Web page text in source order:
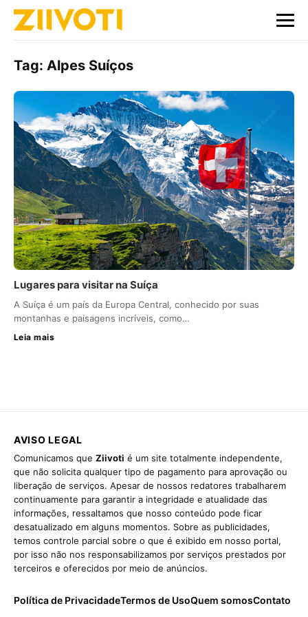
Tag: Alpes Suíços
Lugares para visitar na Suíça
A Suíça é um país da Europa Central, conhecido por suas
montanhas e paisagens incríveis, como…
Leia mais
AVISO LEGAL
Comunicamos que Ziivoti é um site totalmente independente,
que não solicita qualquer tipo de pagamento para aprovação ou
liberação de serviços. Apesar de nossos redatores trabalharem
continuamente para garantir a integridade e atualidade das
informações, ressaltamos que nosso conteúdo pode ficar
desatualizado em alguns momentos. Sobre as publicidades,
temos controle parcial sobre o que é exibido em nosso portal,
por isso não nos responsabilizamos por serviços prestados por
terceiros e oferecidos por meio de anúncios.
Política de PrivacidadeTermos de UsoQuem somosContato